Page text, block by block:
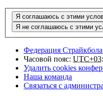
Федерация Страйкбола
Часовой пояс:
Удалить cookies
Наша команда
Связаться с